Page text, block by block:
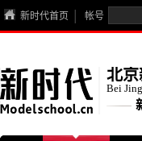
新时代首页 帐号
北
Bei